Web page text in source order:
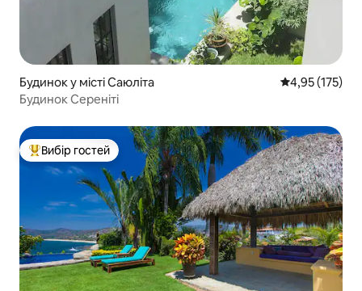
Будинок у місті Саюліта Середня
4,95 (175)
Будинок Сереніті
Топ вибір гостей
Вибір гостей